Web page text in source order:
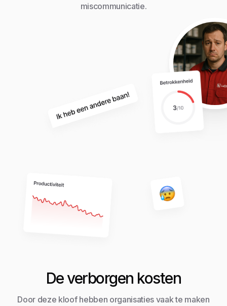
miscommunicatie.
De verborgen kosten
Door deze kloof hebben organisaties vaak te maken